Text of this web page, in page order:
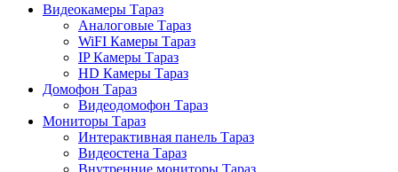
Видеокамеры Тараз
Аналоговые Тараз
WiFI Камеры Тараз
IP Камеры Тараз
HD Камеры Тараз
Домофон Тараз
Видеодомофон Тараз
Мониторы Тараз
Интерактивная панель Тараз
Видеостена Тараз
Внутренние мониторы Тараз